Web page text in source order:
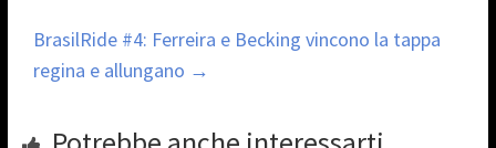
BrasilRide #4: Ferreira e Becking vincono la tappa
regina e allungano →